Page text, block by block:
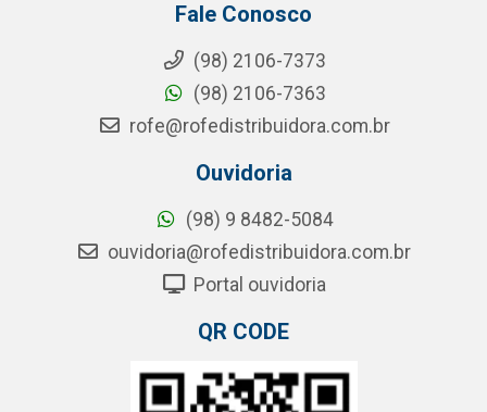
Fale Conosco
(98) 2106-7373
(98) 2106-7363
rofe@rofedistribuidora.com.br
Ouvidoria
(98) 9 8482-5084
ouvidoria@rofedistribuidora.com.br
Portal ouvidoria
QR CODE